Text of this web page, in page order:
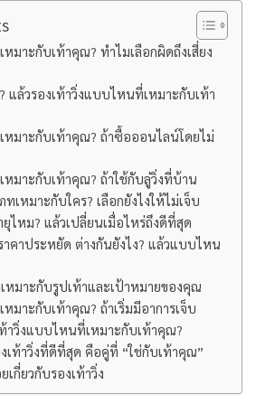
มาะกับเท้าคุณ? ทำไมเลือกผิดถึงเสี่ยง
ล้วรองเท้าวิ่งแบบไหนที่เหมาะกับเท้า
หมาะกับเท้าคุณ? ถ้าซื้อออนไลน์โดยไม่
หมาะกับเท้าคุณ? ถ้าใช้กับลู่วิ่งที่บ้าน
ทเหมาะกับใคร? เลือกยังไงให้ไม่เจ็บ
ไหม? แล้วเปลี่ยนเมื่อไหร่ถึงดีที่สุด
าคาประหยัด ต่างกันยังไง? แล้วแบบไหน
หมาะกับรูปเท้าและเป้าหมายของคุณ
มาะกับเท้าคุณ? ถ้าเริ่มมีอาการเจ็บ
าวิ่งแบบไหนที่เหมาะกับเท้าคุณ?
เท้าวิ่งที่ดีที่สุด คือคู่ที่ “ใช่กับเท้าคุณ”
กี่ยวกับรองเท้าวิ่ง